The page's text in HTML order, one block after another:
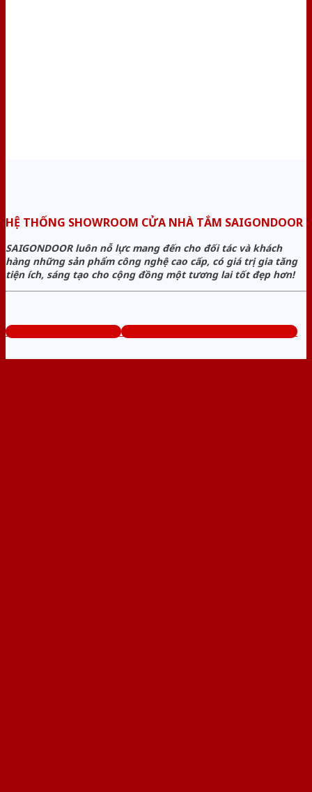
HỆ THỐNG SHOWROOM CỬA NHÀ TẮM SAIGONDOOR
SAIGONDOOR luôn nỗ lực mang đến cho đối tác và khách
hàng những sản phẩm công nghệ cao cấp, có giá trị gia tăng
tiện ích, sáng tạo cho cộng đồng một tương lai tốt đẹp hơn!
www.cuanhuavango.com Tổng đài tư vấn miễn phí: 0824.400.400